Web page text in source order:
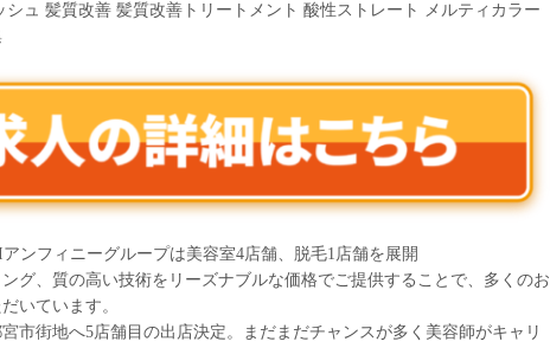
シュ 髪質改善 髪質改善トリートメント 酸性ストレート メルティカラー
ンフィニーグループは美容室4店舗、脱毛1店舗を展開
グ、質の高い技術をリーズナブルな価格でご提供することで、多くのお
いています。
市街地へ5店舗目の出店決定。まだまだチャンスが多く美容師がキャリ